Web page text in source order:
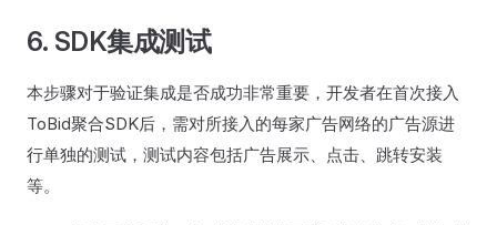
6. SDK集成测试
本步骤对于验证集成是否成功非常重要，开发者在首次接入
ToBid聚合SDK后，需对所接入的每家广告网络的广告源进
行单独的测试，测试内容包括广告展示、点击、跳转安装
等。